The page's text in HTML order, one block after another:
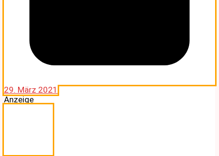
29. März 2021
Anzeige